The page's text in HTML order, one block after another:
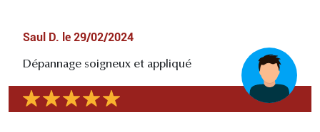
Saul D. le 29/02/2024
Dépannage soigneux et appliqué